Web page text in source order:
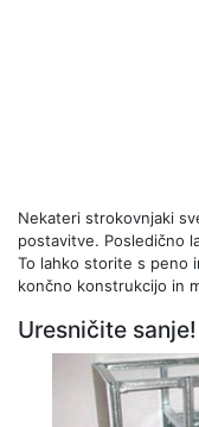
Nekateri strokovnjaki
postavitve. Posledično
To lahko storite s peno
končno konstrukcijo in
Uresničite sanje!